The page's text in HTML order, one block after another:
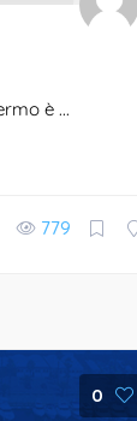
è ...
779
0